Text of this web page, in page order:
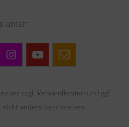
unter:
zzgl. Versandkosten und ggf.
anders beschrieben.